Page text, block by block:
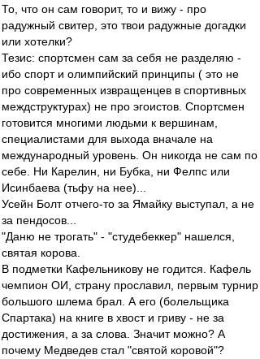
То, что он сам говорит, то и вижу - про
радужный свитер, это твои радужные догадки
или хотелки?
Тезис: спортсмен сам за себя не разделяю -
ибо спорт и олимпийский принципы ( это не
про современных извращенцев в спортивных
междструктурах) не про эгоистов. Спортсмен
готовится многими людьми к вершинам,
специалистами для выхода вначале на
международный уровень. Он никогда не сам по
себе. Ни Карелин, ни Бубка, ни Фелпс или
Исинбаева (тьфу на нее)...
Усейн Болт отчего-то за Ямайку выступал, а не
за пендосов...
"Даню не трогать" - "студебеккер" нашелся,
святая корова.
В подметки Кафельникову не годится. Кафель
чемпион ОИ, страну прославил, первым турнир
большого шлема брал. А его (болельщика
Спартака) на книге в хвост и гриву - не за
достижения, а за слова. Значит можно? А
почему Медведев стал "святой коровой"?